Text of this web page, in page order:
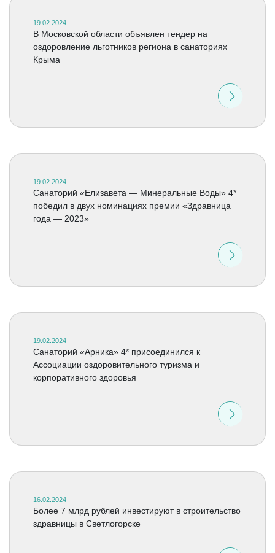
19.02.2024
В Московской области объявлен тендер на
оздоровление льготников региона в санаториях
Крыма
19.02.2024
Санаторий «Елизавета — Минеральные Воды» 4*
победил в двух номинациях премии «Здравница
года — 2023»
19.02.2024
Санаторий «Арника» 4* присоединился к
Ассоциации оздоровительного туризма и
корпоративного здоровья
16.02.2024
Более 7 млрд рублей инвестируют в строительство
здравницы в Светлогорске